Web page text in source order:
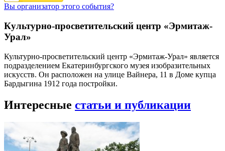
Вы организатор этого события?
Культурно-просветительский центр «Эрмитаж-
Урал»
Культурно-просветительский центр «Эрмитаж-Урал» является
подразделением Екатеринбургского музея изобразительных
искусств. Он расположен на улице Вайнера, 11 в Доме купца
Бардыгина 1912 года постройки.
Интересные статьи и публикации